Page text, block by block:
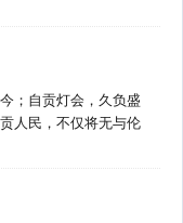
及相关平行学科的专
了一个相互沟通、交
状通报的网络平台。
代表性行业作坊及专
；自贡灯会，久负盛
人民，不仅将无与伦
国灯文化的风采，赢